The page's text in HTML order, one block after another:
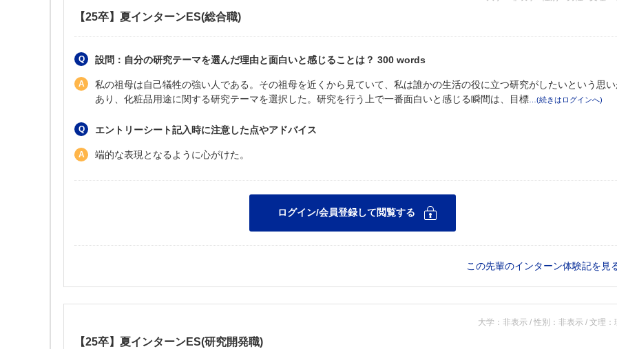
【25卒】夏インターンES(総合職)
設問：自分の研究テーマを選んだ理由と面白いと感じることは？ 300 words
私の祖母は自己犠牲の強い人である。その祖母を近くから見ていて、私は誰かの生活の役に立つ研究がしたいという思
あり、化粧品用途に関する研究テーマを選択した。研究を行う上で一番面白いと感じる瞬間は、目標
エントリーシート記入時に注意した点やアドバイス
端的な表現となるように心がけた。
この先輩のインターン体験記を見
大学：非表示 / 性別：非表示 / 文理：
【25卒】夏インターンES(研究開発職)